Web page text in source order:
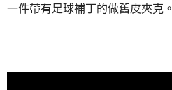
一件帶有足球補丁的做舊皮夾克。